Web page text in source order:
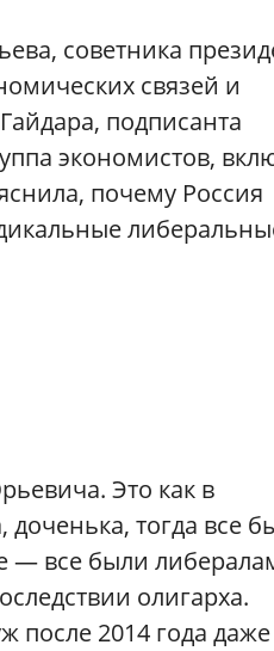
советника
связей и
подписанта
экономистов,
почему Россия
Это как в
тогда все
— все были
олигарха.
после 2014 года даже